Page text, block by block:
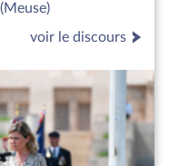
voir le discours